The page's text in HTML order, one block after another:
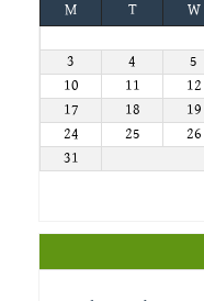
M
T W
3
4 5
10
11 12
17
18 19
24
25 26
31